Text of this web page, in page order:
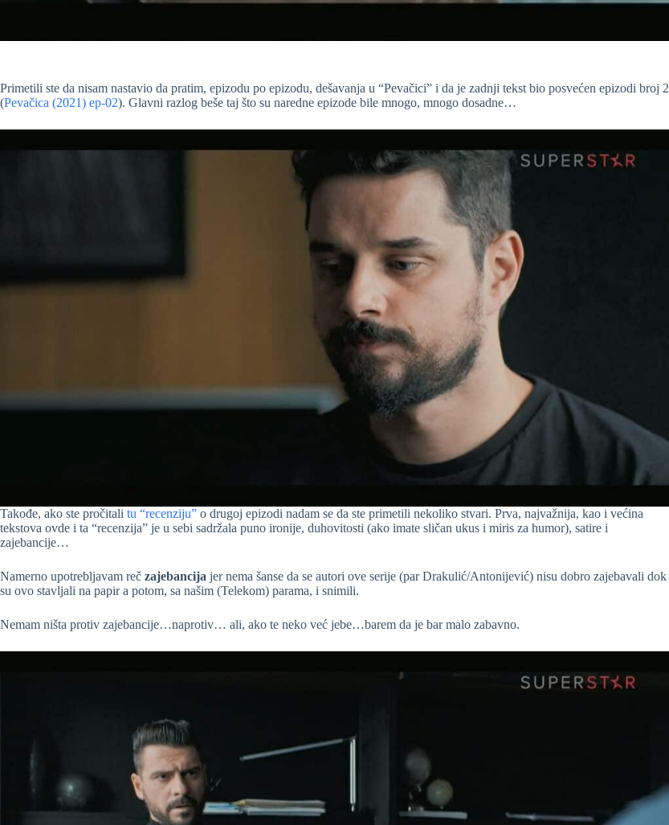
Primetili ste da nisam nastavio da pratim, epizodu po epizodu, dešavanja u “Pevačici” i da je zadnji tekst bio posvećen epizodi broj 2
(Pevačica (2021) ep-02). Glavni razlog beše taj što su naredne epizode bile mnogo, mnogo dosadne…
Takođe, ako ste pročitali tu “recenziju” o drugoj epizodi nadam se da ste primetili nekoliko stvari. Prva, najvažnija, kao i većina
tekstova ovde i ta “recenzija” je u sebi sadržala puno ironije, duhovitosti (ako imate sličan ukus i miris za humor), satire i
zajebancije…
Namerno upotrebljavam reč zajebancija jer nema šanse da se autori ove serije (par Drakulić/Antonijević) nisu dobro zajebavali dok
su ovo stavljali na papir a potom, sa našim (Telekom) parama, i snimili.
Nemam ništa protiv zajebancije…naprotiv… ali, ako te neko već jebe…barem da je bar malo zabavno.